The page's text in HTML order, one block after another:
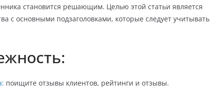
становится решающим. Целью этой статьи является
с основными подзаголовками, которые следует
поищите отзывы клиентов, рейтинги и отзывы.